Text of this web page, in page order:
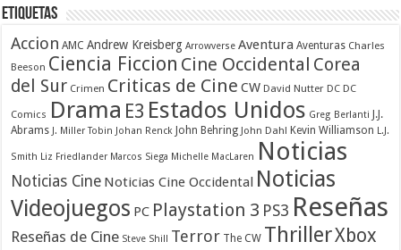
Etiquetas
Accion AMC Andrew Kreisberg Arrowverse Aventura Aventuras Charles
Beeson Ciencia Ficcion Cine Occidental Corea
del Sur Crimen Criticas de Cine CW David Nutter DC DC
Comics Drama E3 Estados Unidos Greg Berlanti
J.J.
Abrams J. Miller Tobin Johan Renck John Behring John Dahl Kevin Williamson L.J.
Smith Liz Friedlander Marcos Siega Michelle MacLaren Noticias
Noticias Cine Noticias Cine Occidental Noticias
Videojuegos PC Playstation 3 PS3 Reseñas
Reseñas de Cine Steve Shill Terror The CW ThrillerXbox